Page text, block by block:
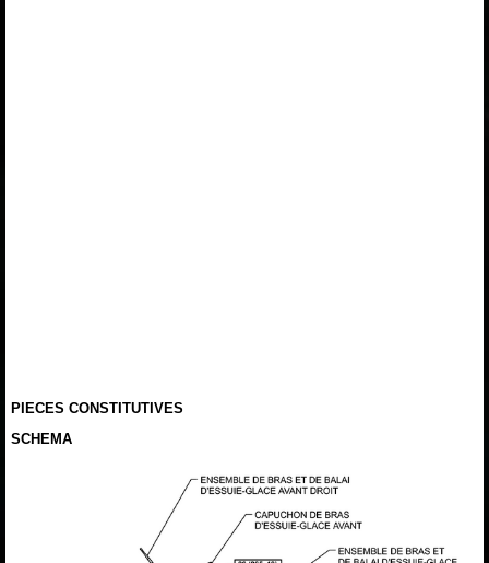
PIECES CONSTITUTIVES
SCHEMA